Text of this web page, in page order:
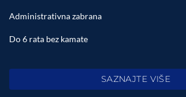
Administrativna zabrana
Do 6 rata bez kamate
SAZNAJTE VIŠE